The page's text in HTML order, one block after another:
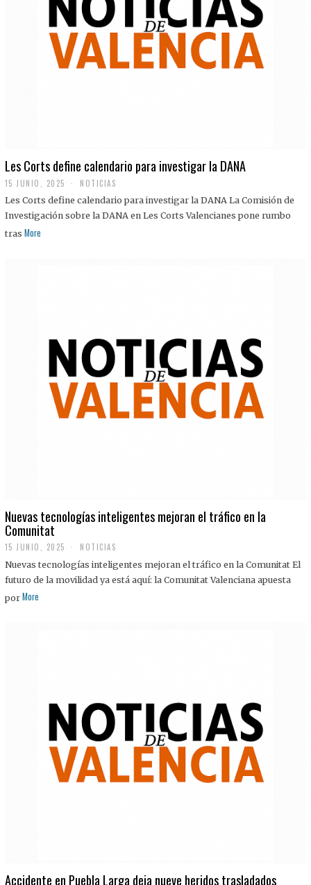
Les Corts define calendario para investigar la DANA
15 JUNIO, 2025 NOTICIAS
Les Corts define calendario para investigar la DANA La Comisión de
Investigación sobre la DANA en Les Corts Valencianes pone rumbo
tras More
Nuevas tecnologías inteligentes mejoran el tráfico en la
Comunitat
15 JUNIO, 2025 NOTICIAS
Nuevas tecnologías inteligentes mejoran el tráfico en la Comunitat El
futuro de la movilidad ya está aquí: la Comunitat Valenciana apuesta
por More
Accidente en Puebla Larga deja nueve heridos trasladados